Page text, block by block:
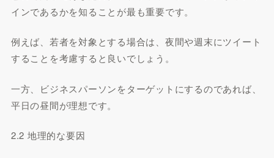
インであるかを知ることが最も重要です。
例えば、若者を対象とする場合は、夜間や週末にツイート
することを考慮すると良いでしょう。
一方、ビジネスパーソンをターゲットにするのであれば、
平日の昼間が理想です。
2.2 地理的な要因